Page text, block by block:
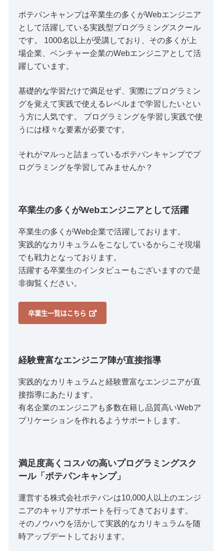
ポテパンキャンプは卒業生の多くがWebエンジニア
として活躍している実践型プログラミングスクール
です。 1000名以上が受講しており、その多くが上
場企業、ベンチャー企業のWebエンジニアとして活
躍しています。
基礎的な学習だけで満足せず、実際にプログラミン
グを覚えて実践で使えるレベルまで学習したいとい
う方に人気です。 プログラミングを学習し実践で使
うには様々な要素が必要です。
それがマルっと詰まっているポテパンキャンプでプ
ログラミングを学習してみませんか？
卒業生の多くがWebエンジニアとして活躍
卒業生の多くがWeb企業で活躍しております。
実践的なカリキュラムをこなしているからこそ現場
でも戦力となっております。
活躍する卒業生のインタビューもございますので是
非御覧ください。
卒業生一覧はこちら
経験豊富なエンジニア陣が直接指導
実践的なカリキュラムと経験豊富なエンジニアが直
接指導にあたります。
有名企業のエンジニアも多数在籍し品質高いWebア
プリケーションを作れるようサポートします。
満足度高くコスパの高いプログラミングスク
ール「ポテパンキャンプ」
運営する株式会社ポテパンは10,000人以上のエンジ
ニアのキャリアサポートを行ってきております。
そのノウハウを活かして実践的なカリキュラムを随
時アップデートしております。